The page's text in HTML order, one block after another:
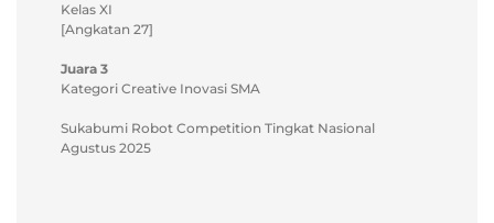
Kelas XI
[Angkatan 27]
Juara 3
Kategori Creative Inovasi SMA
Sukabumi Robot Competition Tingkat Nasional
Agustus 2025